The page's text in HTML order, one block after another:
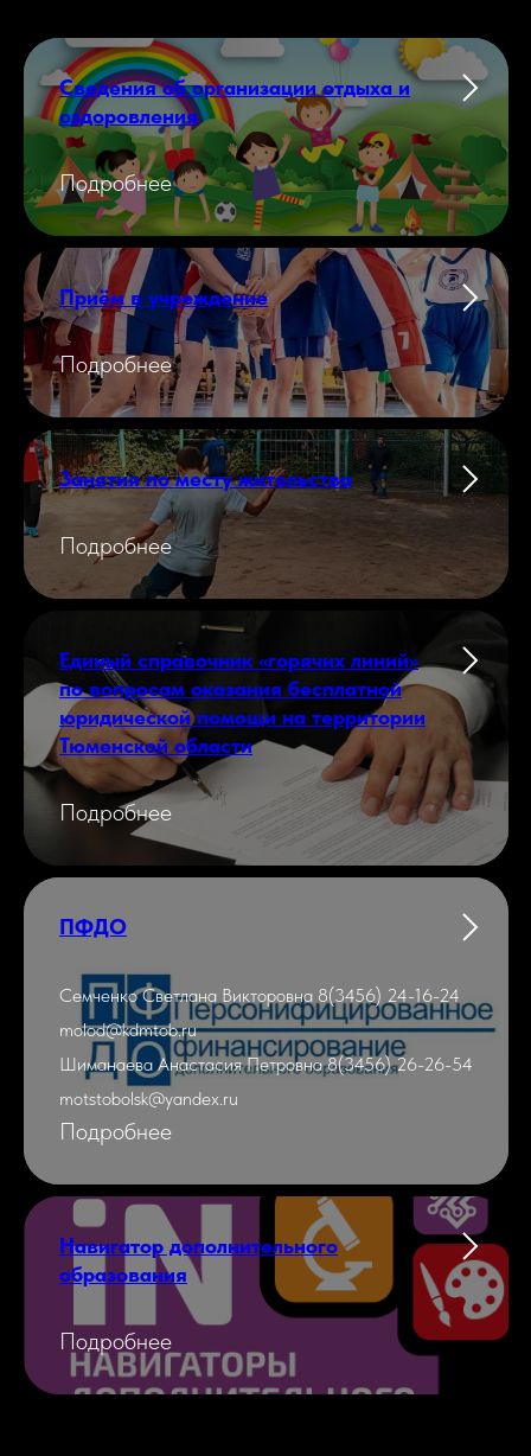
Сведения об организации отдыха и
оздоровления
Подробнее
Приём в учреждение
Подробнее
Занятия по месту жительства
Подробнее
Единый справочник «горячих линий»
по вопросам оказания бесплатной
юридической помощи на территории
Тюменской области
Подробнее
ПФДО
Семченко Светлана Викторовна 8(3456) 24-16-24
molod@kdmtob.ru
Шиманаева Анастасия Петровна 8(3456) 26-26-54
motstobolsk@yandex.ru
Подробнее
Навигатор дополнительного
образования
Подробнее